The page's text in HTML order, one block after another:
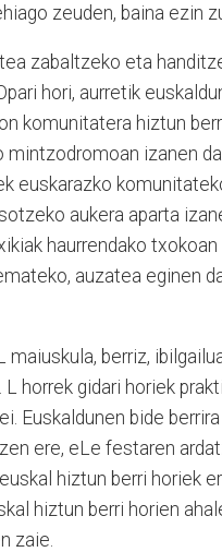
zeuden, baina ezin
zabaltzeko eta
hori, aurretik
komunitatera hiztun
izanen
euskarazko
aukera aparta
haurrendako
auzatea eginen
berriz,
horrek gidari horiek
Euskaldunen bide
ere, eLe festaren
hiztun berri horiek
hiztun berri horien
zaie.